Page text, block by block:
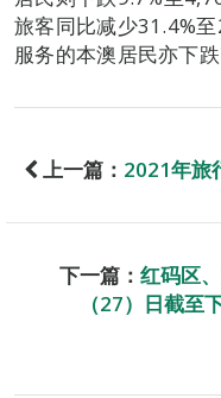
旅客同比减少31.4%
服务的本澳居民亦下
上一篇： 2021年旅
下一篇： 红码区
（27）日截至